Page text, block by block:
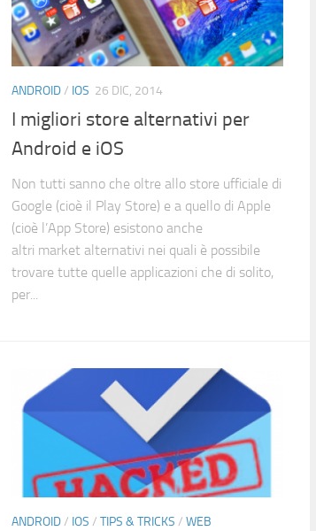
ANDROID/ IOS 26 DIC, 2014
I migliori store alternativi per
Android e iOS
Non tutti sanno che oltre allo store ufficiale di
Google (cioè il Play Store) e a quello di Apple
(cioè l’App Store) esistono anche
altri market alternativi nei quali è possibile
trovare tutte quelle applicazioni che di solito,
per...
ANDROID/ IOS / TIPS & TRICKS / WEB